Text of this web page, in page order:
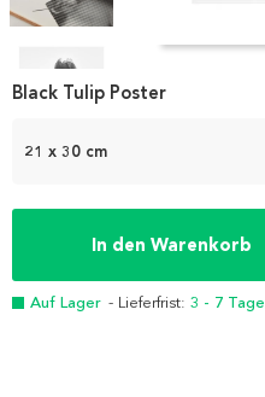
1
21 x 30 cm
In den Warenkorb
Auf Lager - Lieferfrist: 3 - 7 Tage
Black Tulip Poster